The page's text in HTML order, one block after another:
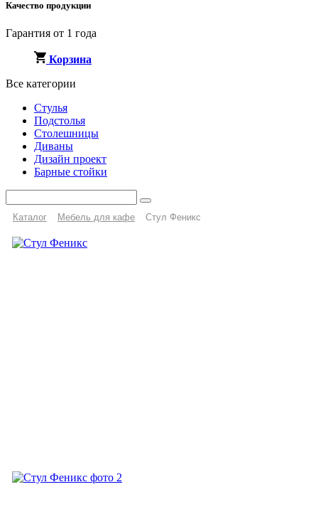
Качество продукции
Гарантия от 1 года
Корзина
Все категории
Стулья
Подстолья
Столешницы
Диваны
Дизайн проект
Барные стойки
Каталог Мебель для кафе Стул Феникс